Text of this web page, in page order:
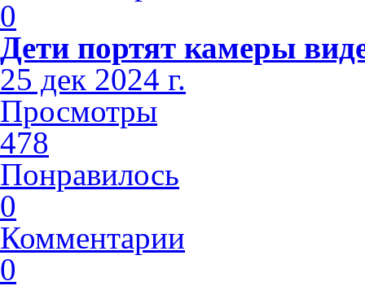
0
Дети портят камеры
25 дек 2024 г.
Просмотры
478
Понравилось
0
Комментарии
0